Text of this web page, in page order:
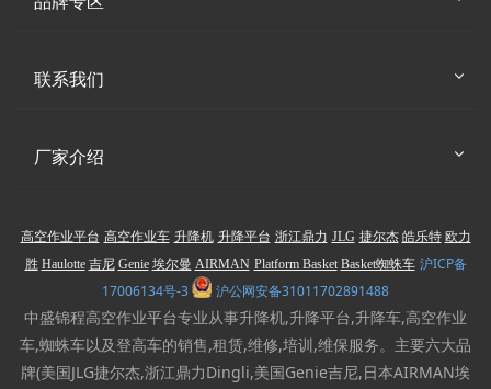
联系我们
厂家介绍
高空作业平台 高空作业车 升降机 升降平台 浙江鼎力 JLG 捷尔杰 皓乐特 欧力
胜 Haulotte 吉尼 Genie 埃尔曼 AIRMAN Platform Basket Basket蜘蛛车 沪ICP备
17006134号-3
沪公网安备31011702891488
中盛锦程高空作业平台专业从事升降机,升降平台,升降车,高空作业
车,蜘蛛车以及登高车的销售,租赁,维修,培训,维保服务。主要六大品
牌(美国JLG捷尔杰,浙江鼎力Dingli,美国Genie吉尼,日本AIRMAN埃